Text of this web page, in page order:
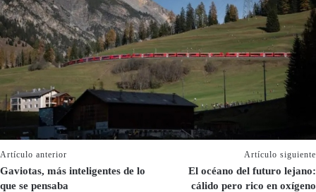
Artículo anterior
Gaviotas, más inteligentes de lo
que se pensaba
Artículo siguiente
El océano del futuro lejano:
cálido pero rico en oxígeno